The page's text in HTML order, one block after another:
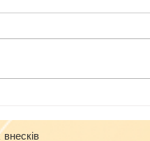
Небезпека зачепінгу